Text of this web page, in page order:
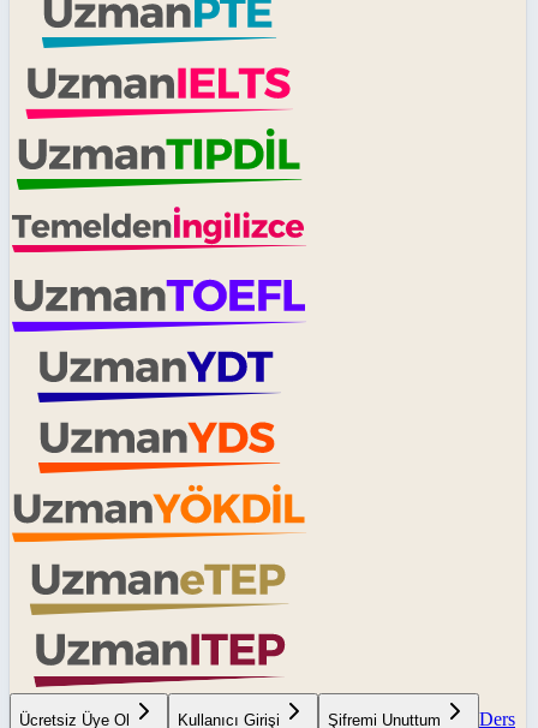
Ücretsiz Üye Ol Kullanıcı Girişi Şifremi Unuttum
Ders